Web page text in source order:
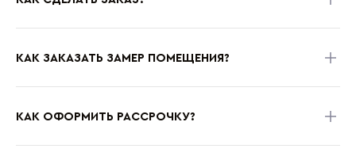
КАК ЗАКАЗАТЬ ЗАМЕР ПОМЕЩЕНИЯ?
КАК ОФОРМИТЬ РАССРОЧКУ?